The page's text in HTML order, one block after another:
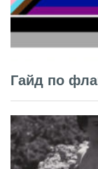
Гайд по